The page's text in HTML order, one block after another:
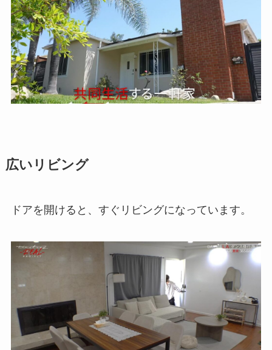
広いリビング
ドアを開けると、すぐリビングになっています。